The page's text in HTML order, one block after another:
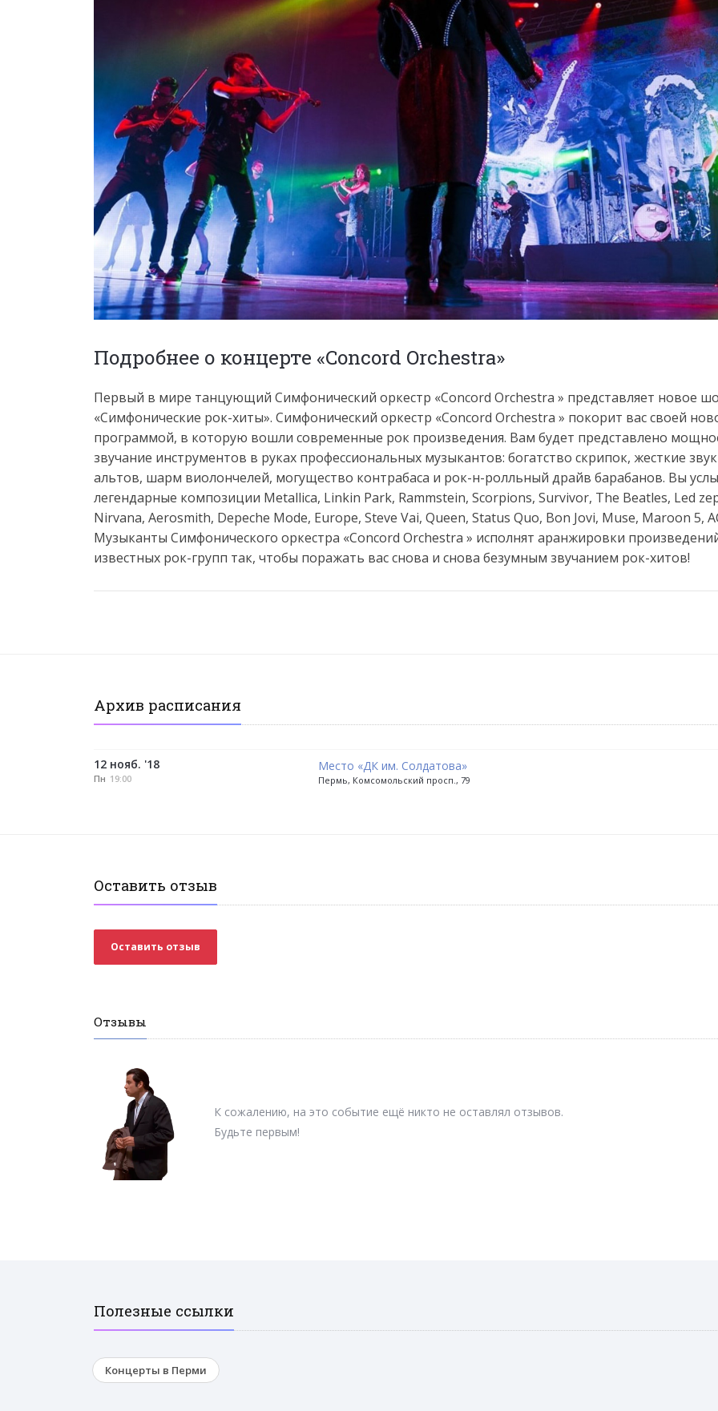
Подробнее о концерте «Concord Orchestra»
Первый в мире танцующий Симфонический оркестр «Concord Orchestra » представляет новое
«Симфонические рок-хиты». Симфонический оркестр «Concord Orchestra » покорит вас своей
программой, в которую вошли современные рок произведения. Вам будет представлено
звучание инструментов в руках профессиональных музыкантов: богатство скрипок, жесткие
альтов, шарм виолончелей, могущество контрабаса и рок-н-ролльный драйв барабанов. Вы
легендарные композиции Metallica, Linkin Park, Rammstein, Scorpions, Survivor, The Beatles, Led
Nirvana, Aerosmith, Depeche Mode, Europe, Steve Vai, Queen, Status Quo, Bon Jovi, Muse, Maroon 5,
Музыканты Симфонического оркестра «Concord Orchestra » исполнят аранжировки
известных рок-групп так, чтобы поражать вас снова и снова безумным звучанием рок-хитов!
Архив расписания
12 нояб. '18
Пн 19:00
Место «ДК им. Солдатова»
Пермь, Комсомольский просп., 79
Оставить отзыв
Оставить отзыв
Отзывы
К сожалению, на это событие ещё никто не оставлял отзывов.
Будьте первым!
Полезные ссылки
Концерты в Перми